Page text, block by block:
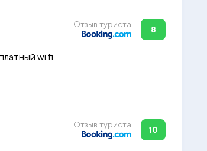
Отзыв туриста
8
wi fi
Отзыв туриста
10